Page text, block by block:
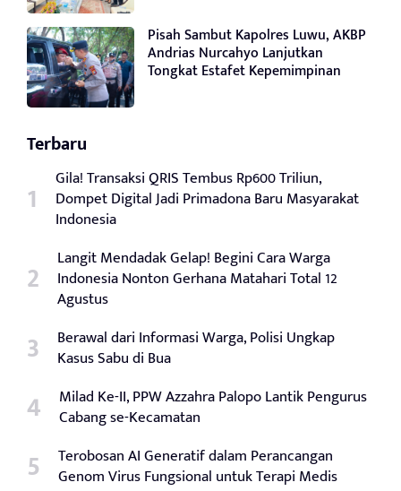
Pisah Sambut Kapolres Luwu, AKBP
Andrias Nurcahyo Lanjutkan
Tongkat Estafet Kepemimpinan
Terbaru
Gila! Transaksi QRIS Tembus Rp600 Triliun,
Dompet Digital Jadi Primadona Baru Masyarakat
Indonesia
Langit Mendadak Gelap! Begini Cara Warga
Indonesia Nonton Gerhana Matahari Total 12
Agustus
Berawal dari Informasi Warga, Polisi Ungkap
Kasus Sabu di Bua
Milad Ke-II, PPW Azzahra Palopo Lantik Pengurus
Cabang se-Kecamatan
Terobosan AI Generatif dalam Perancangan
Genom Virus Fungsional untuk Terapi Medis